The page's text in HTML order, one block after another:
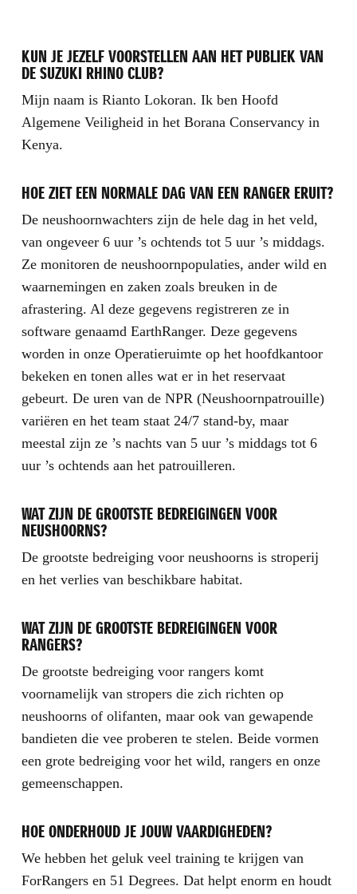
KUN JE JEZELF VOORSTELLEN AAN HET PUBLIEK VAN
DE SUZUKI RHINO CLUB?
Mijn naam is Rianto Lokoran. Ik ben Hoofd
Algemene Veiligheid in het Borana Conservancy in
Kenya.
HOE ZIET EEN NORMALE DAG VAN EEN RANGER ERUIT?
De neushoornwachters zijn de hele dag in het veld,
van ongeveer 6 uur ’s ochtends tot 5 uur ’s middags.
Ze monitoren de neushoornpopulaties, ander wild en
waarnemingen en zaken zoals breuken in de
afrastering. Al deze gegevens registreren ze in
software genaamd EarthRanger. Deze gegevens
worden in onze Operatieruimte op het hoofdkantoor
bekeken en tonen alles wat er in het reservaat
gebeurt. De uren van de NPR (Neushoornpatrouille)
variëren en het team staat 24/7 stand-by, maar
meestal zijn ze ’s nachts van 5 uur ’s middags tot 6
uur ’s ochtends aan het patrouilleren.
WAT ZIJN DE GROOTSTE BEDREIGINGEN VOOR
NEUSHOORNS?
De grootste bedreiging voor neushoorns is stroperij
en het verlies van beschikbare habitat.
WAT ZIJN DE GROOTSTE BEDREIGINGEN VOOR
RANGERS?
De grootste bedreiging voor rangers komt
voornamelijk van stropers die zich richten op
neushoorns of olifanten, maar ook van gewapende
bandieten die vee proberen te stelen. Beide vormen
een grote bedreiging voor het wild, rangers en onze
gemeenschappen.
HOE ONDERHOUD JE JOUW VAARDIGHEDEN?
We hebben het geluk veel training te krijgen van
ForRangers en 51 Degrees. Dat helpt enorm en houdt